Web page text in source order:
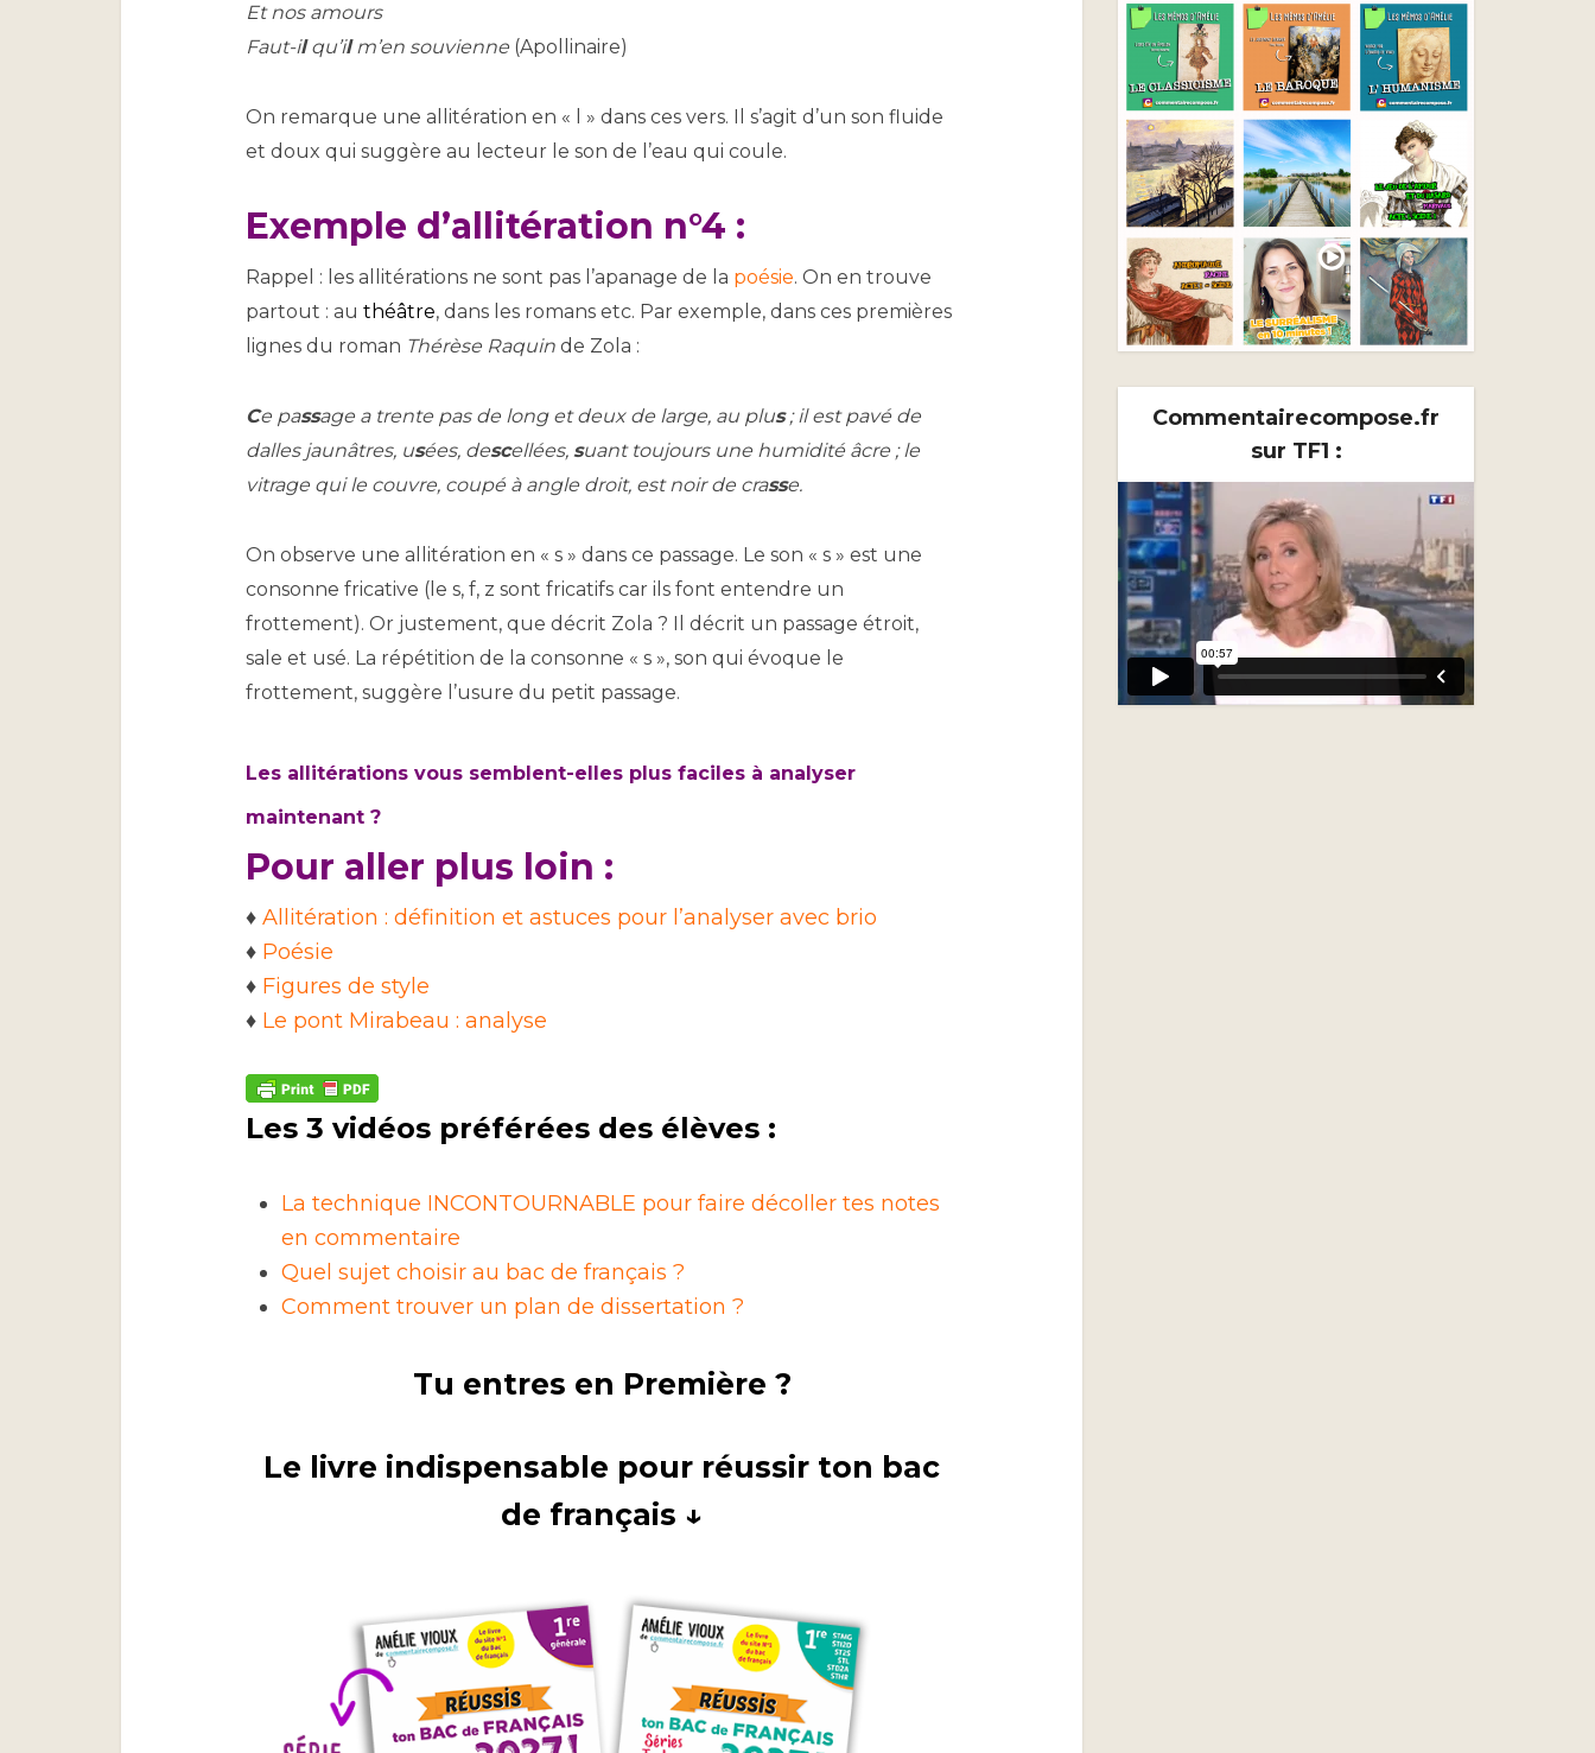
Et nos amours
Faut-ilqu’ilm’en souvienne (Apollinaire)
On remarque une allitération en « l » dans ces vers. Il s’agit d’un son fluide
et doux qui suggère au lecteur le son de l’eau qui coule.
Exemple d’allitération n°4 :
Rappel : les allitérations ne sont pas l’apanage de la poésie. On en trouve
partout : au théâtre, dans les romans etc. Par exemple, dans ces premières
lignes du roman Thérèse Raquin de Zola :
Ce passage a trente pas de long et deux de large, au plus; il est pavé de
dalles jaunâtres, usées, descellées, suant toujours une humidité âcre ; le
vitrage qui le couvre, coupé à angle droit, est noir de crasse.
On observe une allitération en « s » dans ce passage. Le son « s » est une
consonne fricative (le s, f, z sont fricatifs car ils font entendre un
frottement). Or justement, que décrit Zola ? Il décrit un passage étroit,
sale et usé. La répétition de la consonne « s », son qui évoque le
frottement, suggère l’usure du petit passage.
Les allitérations vous semblent-elles plus faciles à analyser
maintenant ?
Pour aller plus loin :
♦ Allitération : définition et astuces pour l’analyser avec brio
♦ Poésie
♦ Figures de style
♦ Le pont Mirabeau : analyse
Les 3 vidéos préférées des élèves :
La technique INCONTOURNABLE pour faire décoller tes notes
en commentaire
Quel sujet choisir au bac de français ?
Comment trouver un plan de dissertation ?
Tu entres en Première ?
Le livre indispensable pour réussir ton bac
de français ↓
Commentairecompose.fr
sur TF1 :